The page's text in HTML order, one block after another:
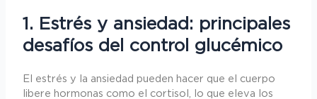
1. Estrés y ansiedad: principales
desafíos del control glucémico
El estrés y la ansiedad pueden hacer que el cuerpo
libere hormonas como el cortisol, lo que eleva los